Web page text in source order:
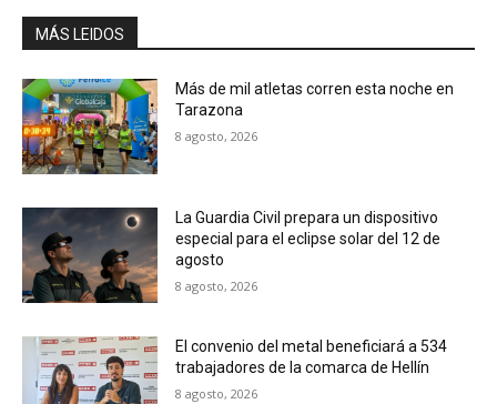
MÁS LEIDOS
Más de mil atletas corren esta noche en
Tarazona
8 agosto, 2026
La Guardia Civil prepara un dispositivo
especial para el eclipse solar del 12 de
agosto
8 agosto, 2026
El convenio del metal beneficiará a 534
trabajadores de la comarca de Hellín
8 agosto, 2026